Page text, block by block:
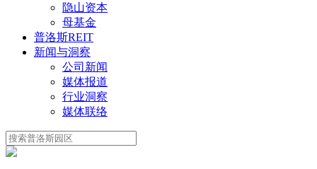
隐山资本
母基金
普洛斯REIT
新闻与洞察
公司新闻
媒体报道
行业洞察
媒体联络